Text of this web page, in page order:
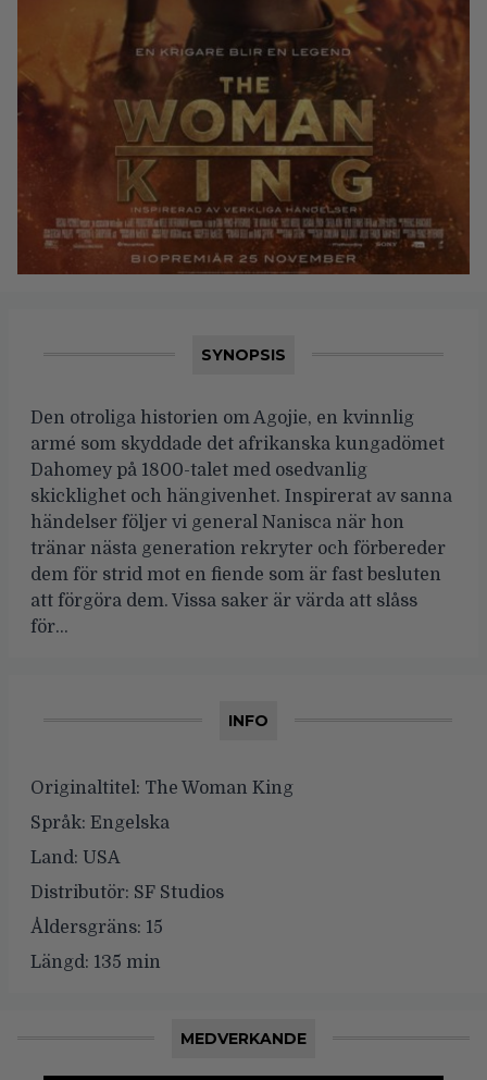
SYNOPSIS
Den otroliga historien om Agojie, en kvinnlig
armé som skyddade det afrikanska kungadömet
Dahomey på 1800-talet med osedvanlig
skicklighet och hängivenhet. Inspirerat av sanna
händelser följer vi general Nanisca när hon
tränar nästa generation rekryter och förbereder
dem för strid mot en fiende som är fast besluten
att förgöra dem. Vissa saker är värda att slåss
för…
INFO
Originaltitel: The Woman King
Språk: Engelska
Land: USA
Distributör: SF Studios
Åldersgräns: 15
Längd: 135 min
MEDVERKANDE